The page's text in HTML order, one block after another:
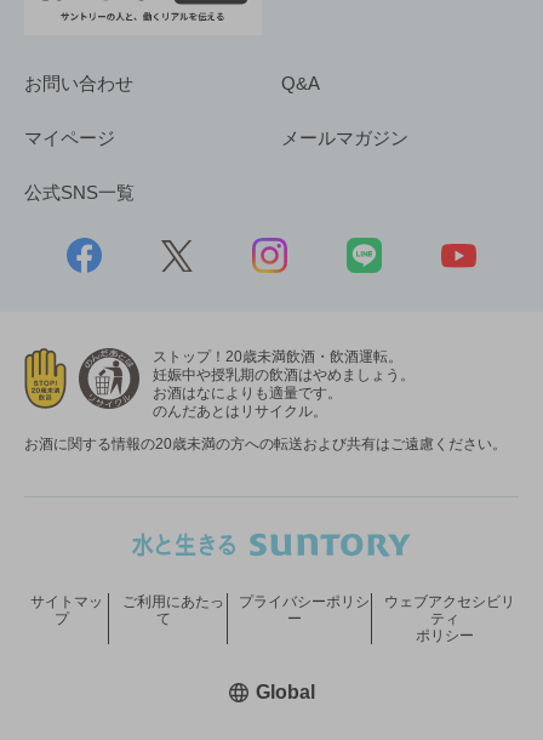
お問い合わせ Q&A
マイページ メールマガジン
公式SNS一覧
ストップ！20歳未満飲酒・飲酒運転。
妊娠中や授乳期の飲酒はやめましょう。
お酒はなによりも適量です。
のんだあとはリサイクル。
お酒に関する情報の20歳未満の方への転送および共有はご遠慮ください。
サイトマッ
プ
ご利用にあたっ
て
プライバシーポリシ
ー
ウェブアクセシビリ
ティ
ポリシー
Global新しいウィンドウで開く